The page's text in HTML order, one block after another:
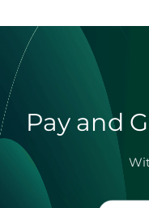
Pay and